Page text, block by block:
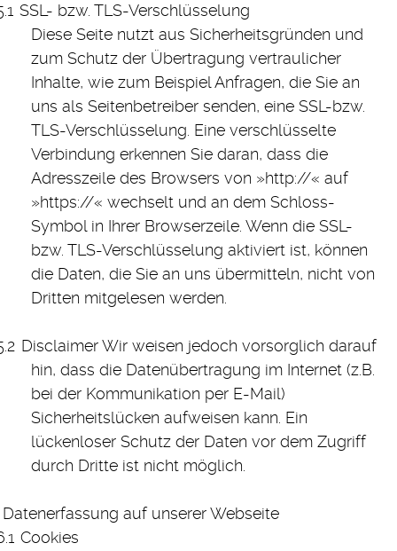
SSL- bzw. TLS-Verschlüsselung
Diese Seite nutzt aus Sicherheitsgründen und
zum Schutz der Übertragung vertraulicher
Inhalte, wie zum Beispiel Anfragen, die Sie an
uns als Seitenbetreiber senden, eine SSL-bzw.
TLS-Verschlüsselung. Eine verschlüsselte
Verbindung erkennen Sie daran, dass die
Adresszeile des Browsers von »http://« auf
»https://« wechselt und an dem Schloss-
Symbol in Ihrer Browserzeile. Wenn die SSL-
bzw. TLS-Verschlüsselung aktiviert ist, können
die Daten, die Sie an uns übermitteln, nicht von
Dritten mitgelesen werden.
DisclaimerWir weisen jedoch vorsorglich darauf
hin, dass die Datenübertragung im Internet (z.B.
bei der Kommunikation per E-Mail)
Sicherheitslücken aufweisen kann. Ein
lückenloser Schutz der Daten vor dem Zugriff
durch Dritte ist nicht möglich.
Datenerfassung auf unserer Webseite
Cookies